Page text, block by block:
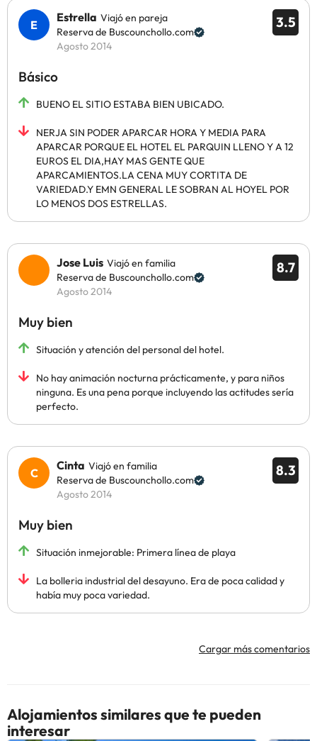
3.5
Estrella Viajó en pareja
Reserva de Buscounchollo.com
Agosto 2014
Básico
BUENO EL SITIO ESTABA BIEN UBICADO.
NERJA SIN PODER APARCAR HORA Y MEDIA PARA
APARCAR PORQUE EL HOTEL EL PARQUIN LLENO Y A 12
EUROS EL DIA,HAY MAS GENTE QUE
APARCAMIENTOS.LA CENA MUY CORTITA DE
VARIEDAD.Y EMN GENERAL LE SOBRAN AL HOYEL POR
LO MENOS DOS ESTRELLAS.
8.7
Jose Luis Viajó en familia
Reserva de Buscounchollo.com
Agosto 2014
Muy bien
Situación y atención del personal del hotel.
No hay animación nocturna prácticamente, y para niños
ninguna. Es una pena porque incluyendo las actitudes sería
perfecto.
8.3
Cinta Viajó en familia
Reserva de Buscounchollo.com
Agosto 2014
Muy bien
Situación inmejorable: Primera línea de playa
La bolleria industrial del desayuno. Era de poca calidad y
había muy poca variedad.
Cargar más comentarios
Alojamientos similares que te pueden
interesar